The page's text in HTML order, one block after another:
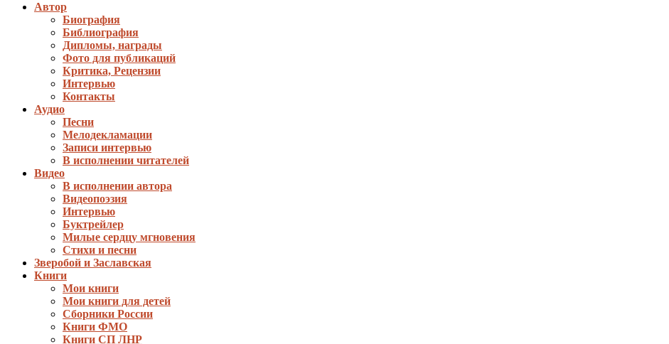
Автор
Биография
Библиография
Дипломы, награды
Фото для публикаций
Критика, Рецензии
Интервью
Контакты
Аудио
Песни
Мелодекламации
Записи интервью
В исполнении читателей
Видео
В исполнении автора
Видеопоэзия
Интервью
Буктрейлер
Милые сердцу мгновения
Стихи и песни
Зверобой и Заславская
Книги
Мои книги
Мои книги для детей
Сборники России
Книги ФМО
Книги СП ЛНР